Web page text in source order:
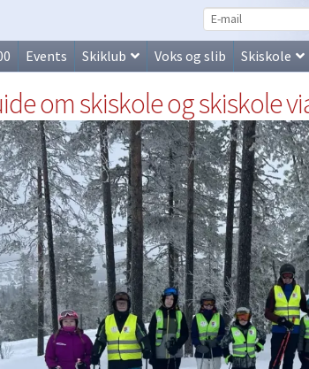
Events Skiklub Voks og slib Skiskole
om skiskole og skiskole